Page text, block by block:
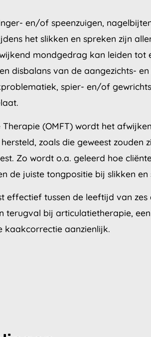
en/of speenzuigen,
het slikken en spreken zijn
mondgedrag kan leiden tot
disbalans van de aangezichts-
spier- en/of
Therapie (OMFT) wordt het
zoals die geweest zouden
Zo wordt o.a. geleerd hoe
de juiste tongpositie bij slikken
effectief tussen de leeftijd van zes
terugval bij articulatietherapie,
kaakcorrectie aanzienlijk.